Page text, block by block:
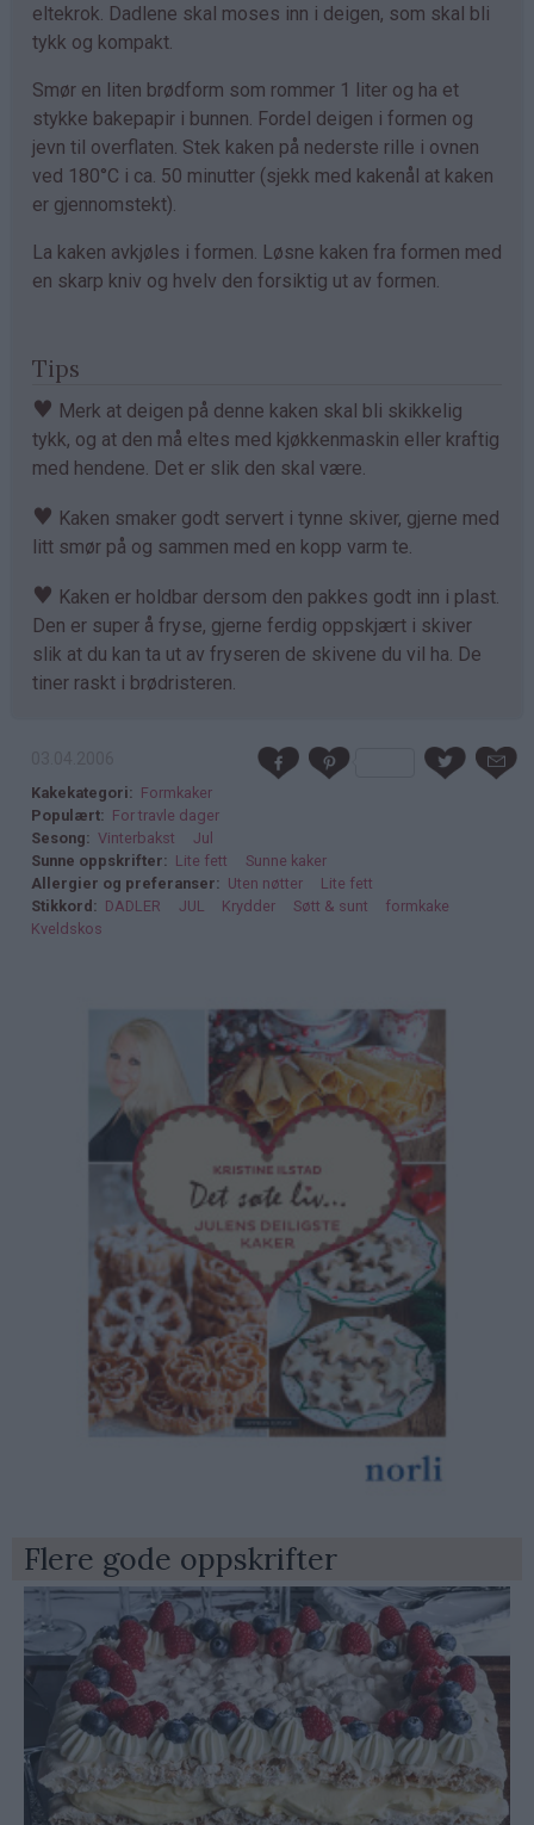
eltekrok. Dadlene skal moses inn i deigen, som skal bli
tykk og kompakt.
Smør en liten brødform som rommer 1 liter og ha et
stykke bakepapir i bunnen. Fordel deigen i formen og
jevn til overflaten. Stek kaken på nederste rille i ovnen
ved 180°C i ca. 50 minutter (sjekk med kakenål at kaken
er gjennomstekt).
La kaken avkjøles i formen. Løsne kaken fra formen med
en skarp kniv og hvelv den forsiktig ut av formen.
Tips
♥ Merk at deigen på denne kaken skal bli skikkelig
tykk, og at den må eltes med kjøkkenmaskin eller kraftig
med hendene. Det er slik den skal være.
♥ Kaken smaker godt servert i tynne skiver, gjerne med
litt smør på og sammen med en kopp varm te.
♥ Kaken er holdbar dersom den pakkes godt inn i plast.
Den er super å fryse, gjerne ferdig oppskjært i skiver
slik at du kan ta ut av fryseren de skivene du vil ha. De
tiner raskt i brødristeren.
Kakekategori
Formkaker
Populært
For travle dager
Sesong
Vinterbakst
Jul
Sunne oppskrifter
Lite fett
Sunne kaker
Allergier og preferanser
Uten nøtter
Lite fett
Stikkord
DADLER JUL Krydder Søtt & sunt
formkake
Kveldskos